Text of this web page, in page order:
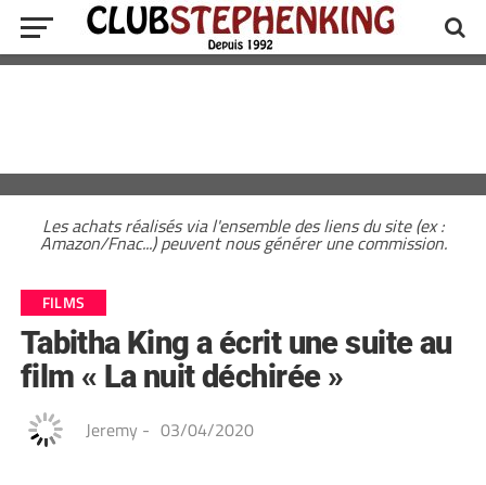
Les achats réalisés via l'ensemble des liens du site (ex :
Amazon/Fnac...) peuvent nous générer une commission.
FILMS
Tabitha King a écrit une suite au
film « La nuit déchirée »
Jeremy - 03/04/2020